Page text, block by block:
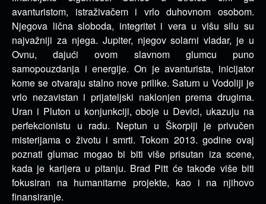
avanturistom, istraživačem i vrlo duhovnom osobom.
Njegova lična sloboda, integritet i vera u višu silu su
najvažniji za njega. Jupiter, njegov solarni vladar, je u
Ovnu, dajući ovom slavnom glumcu puno
samopouzdanja i energije. On je avanturista, inicijator
kome se otvaraju stalno nove prilike. Saturn u Vodoliji je
vrlo nezavistan i prijateljski naklonjen prema drugima.
Uran i Pluton u konjunkciji, oboje u Devici, ukazuju na
perfekcionistu u radu. Neptun u Škorpiji je privučen
misterijama o životu i smrti. Tokom 2013. godine ovaj
poznati glumac mogao bi biti više prisutan iza scene,
kada je karijera u pitanju. Brad Pitt će takođe više biti
fokusiran na humanitarne projekte, kao i na njihovo
finansiranje.